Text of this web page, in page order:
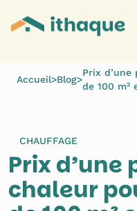
Accueil>Blog>
Prix d’une
de 100 m²
CHAUFFAGE
Prix d’une
chaleur